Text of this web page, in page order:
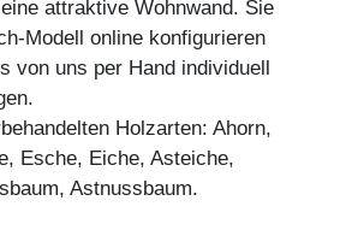
attraktive Wohnwand. Sie
Modell online konfigurieren
von uns per Hand individuell
Holzarten: Ahorn,
Esche, Eiche, Asteiche,
Astnussbaum.